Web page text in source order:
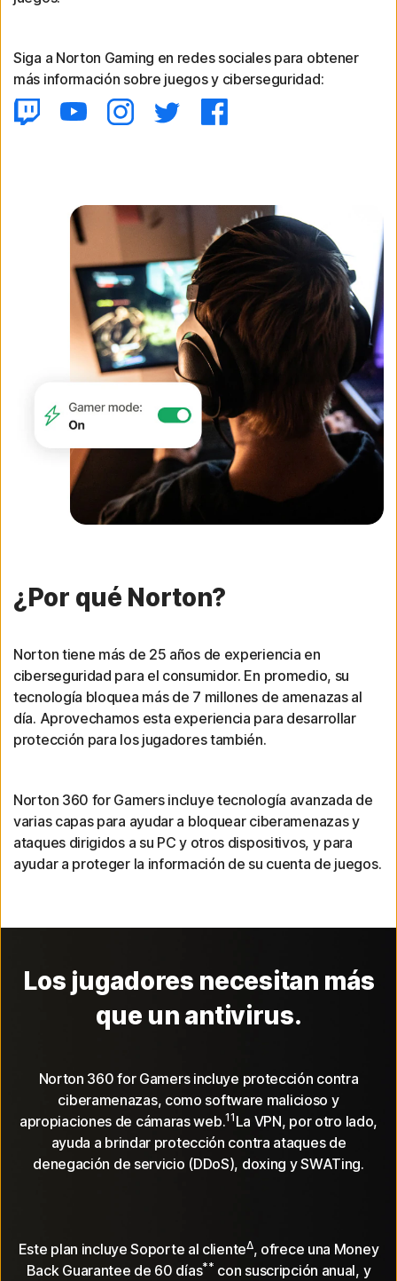
Siga a Norton Gaming en redes sociales para obtener
más información sobre juegos y ciberseguridad:
¿Por qué Norton?
Norton tiene más de 25 años de experiencia en
ciberseguridad para el consumidor. En promedio, su
tecnología bloquea más de 7 millones de amenazas al
día. Aprovechamos esta experiencia para desarrollar
protección para los jugadores también.
Norton 360 for Gamers incluye tecnología avanzada de
varias capas para ayudar a bloquear ciberamenazas y
ataques dirigidos a su PC y otros dispositivos, y para
ayudar a proteger la información de su cuenta de juegos.
Los jugadores necesitan más
que un antivirus.
Norton 360 for Gamers incluye protección contra
ciberamenazas, como software malicioso y
apropiaciones de cámaras web.11 La VPN, por otro lado,
ayuda a brindar protección contra ataques de
denegación de servicio (DDoS), doxing y SWATing.
Este plan incluye Soporte al clienteΔ, ofrece una Money
Back Guarantee de 60 días** con suscripción anual, y